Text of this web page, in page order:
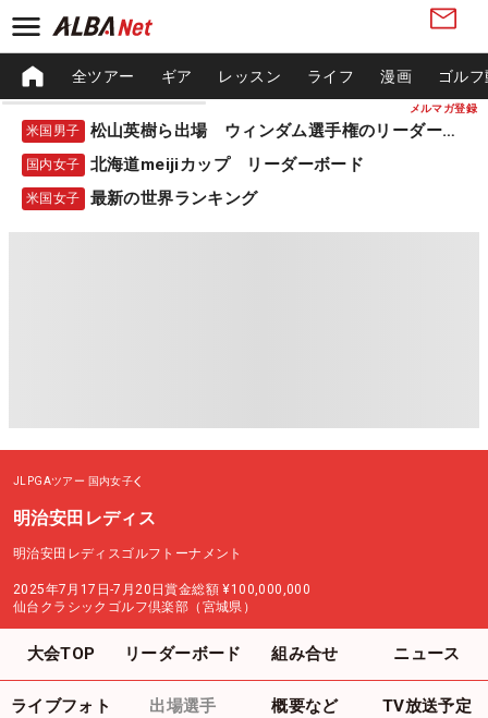
メルマガ登録
全ツアー ギア レッスン ライフ 漫画 ゴル
米国男子 松山英樹ら出場 ウィンダム選手権のリーダーボード
国内女子 北海道meijiカップ リーダーボード
米国女子 最新の世界ランキング
JLPGAツアー 国内女子
明治安田レディス
明治安田レディスゴルフトーナメント
2025年7月17日-7月20日賞金総額 ¥100,000,000
仙台クラシックゴルフ倶楽部（宮城県）
大会TOP リーダーボード 組み合せ ニュース
ライブフォト 出場選手 概要など TV放送予定